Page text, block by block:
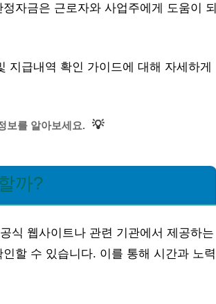
자금은 근로자와 사업주에게 도움이 되
지급내역 확인 가이드에 대해 자세하게
보를 알아보세요. 💡
까?
식 웹사이트나 관련 기관에서 제공하는
할 수 있습니다. 이를 통해 시간과 노력